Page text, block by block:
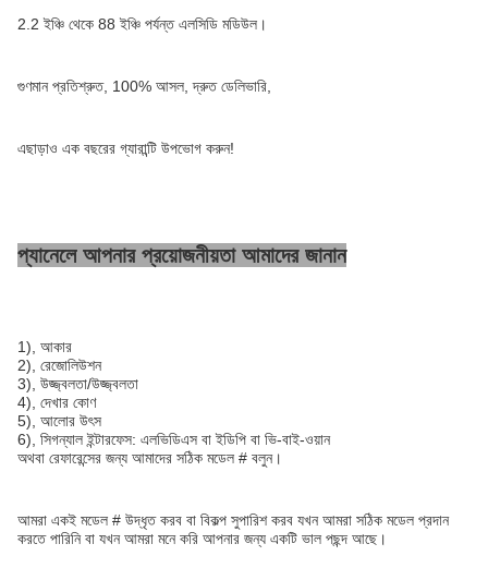
2.2 ইঞ্চি থেকে 88 ইঞ্চি পর্যন্ত এলসিডি মডিউল।
গুণমান প্রতিশ্রুত, 100% আসল, দ্রুত ডেলিভারি,
এছাড়াও এক বছরের গ্যারান্টি উপভোগ করুন!
প্যানেলে আপনার প্রয়োজনীয়তা আমাদের জানান
1), আকার
2), রেজোলিউশন
3), উজ্জ্বলতা/উজ্জ্বলতা
4), দেখার কোণ
5), আলোর উৎস
6), সিগন্যাল ইন্টারফেস: এলভিডিএস বা ইডিপি বা ভি-বাই-ওয়ান
অথবা রেফারেন্সের জন্য আমাদের সঠিক মডেল # বলুন।
আমরা একই মডেল # উদ্ধৃত করব বা বিকল্প সুপারিশ করব যখন আমরা সঠিক মডেল প্রদান
করতে পারিনি বা যখন আমরা মনে করি আপনার জন্য একটি ভাল পছন্দ আছে।